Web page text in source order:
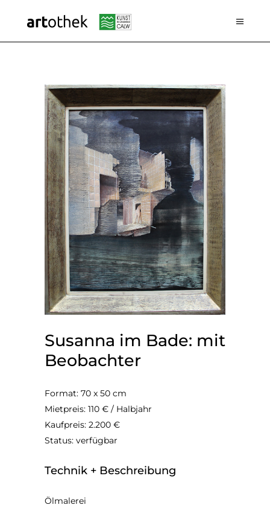
Susanna im Bade: mit
Beobachter
Format: 70 x 50 cm
Mietpreis: 110 € / Halbjahr
Kaufpreis: 2.200 €
Status: verfügbar
Technik + Beschreibung
Ölmalerei